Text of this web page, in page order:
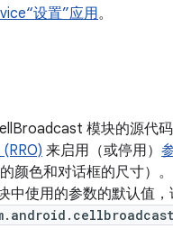
设置”应用。
模块的源代
来启用（或停用）
颜色和对话框的尺寸）
中使用的参数的默认值